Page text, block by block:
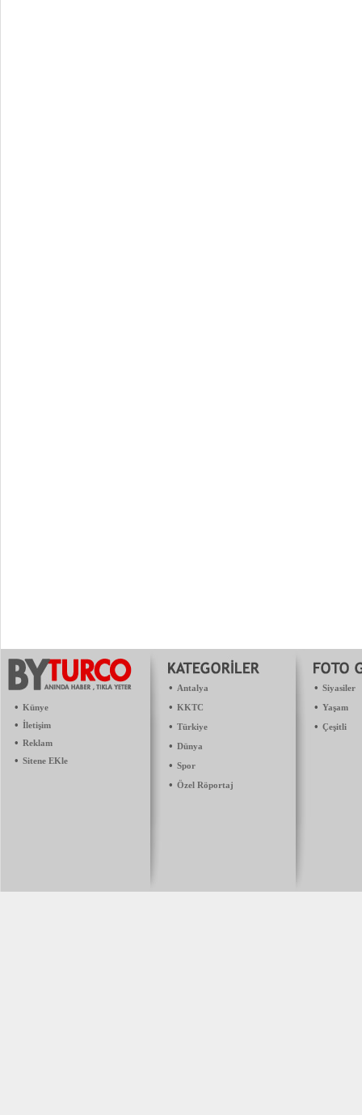
• Künye
• İletişim
• Reklam
• Sitene EKle
• Antalya
• KKTC
• Türkiye
• Dünya
• Spor
• Özel Röportaj
• Siyasiler
• Yaşam
• Çeşitli